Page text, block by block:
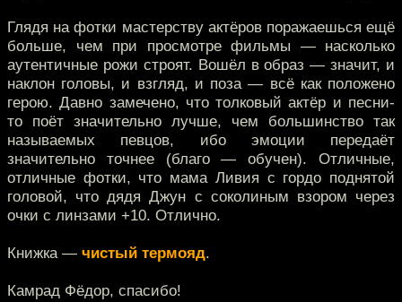
Глядя на фотки мастерству актёров поражаешься ещё
больше, чем при просмотре фильмы — насколько
аутентичные рожи строят. Вошёл в образ — значит, и
наклон головы, и взгляд, и поза — всё как положено
герою. Давно замечено, что толковый актёр и песни-
то поёт значительно лучше, чем большинство так
называемых певцов, ибо эмоции передаёт
значительно точнее (благо — обучен). Отличные,
отличные фотки, что мама Ливия с гордо поднятой
головой, что дядя Джун с соколиным взором через
очки с линзами +10. Отлично.
Книжка — чистый термояд.
Камрад Фёдор, спасибо!